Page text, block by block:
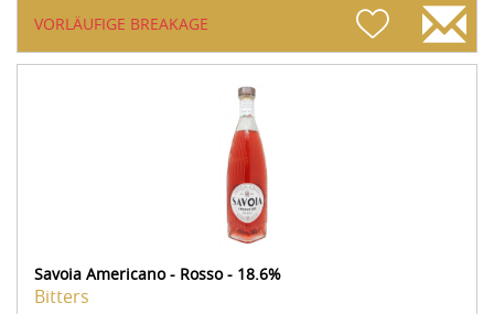
VORLÄUFIGE BREAKAGE
Savoia Americano - Rosso - 18.6%
Bitters